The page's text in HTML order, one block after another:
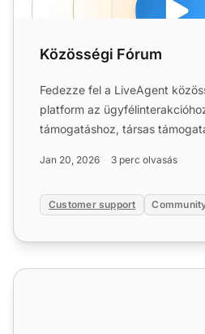
Közösségi Fórum
Fedezze fel a LiveAgent
platform az
támogatáshoz, társas
Jan 20, 2026 3 perc olvasás
Customer support
Ügyfélportál funkciói